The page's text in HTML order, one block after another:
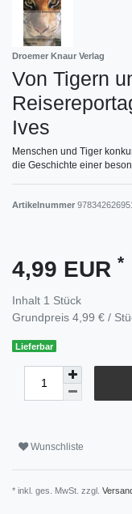
Droemer Knaur Verlag
Von Tigern
Ives
Menschen und Tiger
die Geschichte einer
Artikelnummer
4,99 EUR *
Inhalt 1 Stück
Grundpreis 4,99 € /
Lieferbar
Wunschliste
* inkl. ges. MwSt. zzgl.